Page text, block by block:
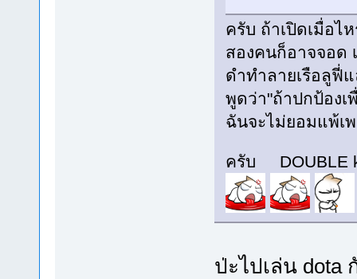
ครับ ถ้าเปิดเมื่อ
สองคนก็อาจจอด
ดำทำลายเรือลูฟี่
พูดว่า"ถ้าปกป้อง
ฉันจะไม่ยอมแพ้เ
ครับ DOUBLE
ป่ะไปเล่น dota